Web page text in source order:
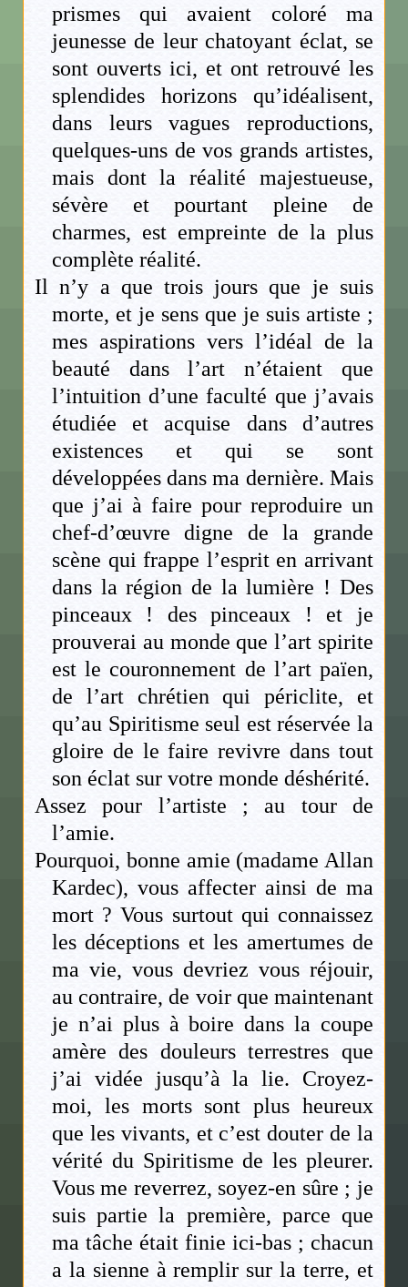
prismes qui avaient coloré ma
jeunesse de leur chatoyant éclat, se
sont ouverts ici, et ont retrouvé les
splendides horizons qu’idéalisent,
dans leurs vagues reproductions,
quelques-uns de vos grands artistes,
mais dont la réalité majestueuse,
sévère et pourtant pleine de
charmes, est empreinte de la plus
complète réalité.
Il n’y a que trois jours que je suis
morte, et je sens que je suis artiste ;
mes aspirations vers l’idéal de la
beauté dans l’art n’étaient que
l’intuition d’une faculté que j’avais
étudiée et acquise dans d’autres
existences et qui se sont
développées dans ma dernière. Mais
que j’ai à faire pour reproduire un
chef-d’œuvre digne de la grande
scène qui frappe l’esprit en arrivant
dans la région de la lumière ! Des
pinceaux ! des pinceaux ! et je
prouverai au monde que l’art spirite
est le couronnement de l’art païen,
de l’art chrétien qui périclite, et
qu’au Spiritisme seul est réservée la
gloire de le faire revivre dans tout
son éclat sur votre monde déshérité.
Assez pour l’artiste ; au tour de
l’amie.
Pourquoi, bonne amie (madame Allan
Kardec), vous affecter ainsi de ma
mort ? Vous surtout qui connaissez
les déceptions et les amertumes de
ma vie, vous devriez vous réjouir,
au contraire, de voir que maintenant
je n’ai plus à boire dans la coupe
amère des douleurs terrestres que
j’ai vidée jusqu’à la lie. Croyez-
moi, les morts sont plus heureux
que les vivants, et c’est douter de la
vérité du Spiritisme de les pleurer.
Vous me reverrez, soyez-en sûre ; je
suis partie la première, parce que
ma tâche était finie ici-bas ; chacun
a la sienne à remplir sur la terre, et